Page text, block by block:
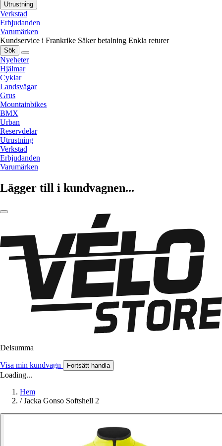
Utrustning
Verkstad
Erbjudanden
Varumärken
Kundservice i Frankrike Säker betalning Enkla returer
Sök
Nyeheter
Hjälmar
Cyklar
Landsvägar
Grus
Mountainbikes
BMX
Urban
Reservdelar
Utrustning
Verkstad
Erbjudanden
Varumärken
Lägger till i kundvagnen...
Delsumma
Visa min kundvagn Fortsätt handla
Loading...
Hem
/ Jacka Gonso Softshell 2